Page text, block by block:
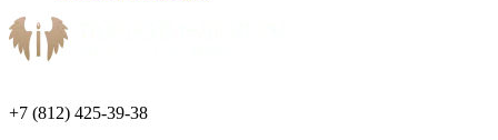
+7 (812) 425-39-38